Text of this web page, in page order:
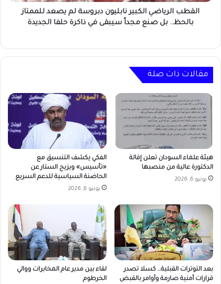
حلفا
الجديدة
القطب الرياضي الكبير نابليون دبروسة لم يصعد للممتاز
بالحظ.. بل صنع مجداً سيبقى في ذاكرة حلفا الجديدة
مقالات ذات صلة
هيئة علماء السودان تعلن إقالة
الدكتورة عالية من منصبها
يونيو 6, 2026
الفكي يكشف التنسيق مع
«تأسيس» ويزيح الستار عن
الحاضنة السياسية للدعم السريع
يونيو 6, 2026
بعد التوترات القبلية… كسلا تصدر
قرارات أمنية صارمة وأوامر بالقبض
لقاء بين مدير عام المخابرات ووالي
الخرطوم